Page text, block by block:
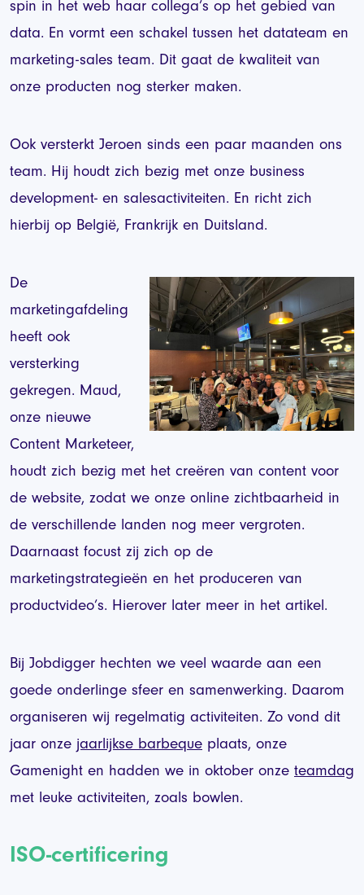
spin in het web haar collega’s op het gebied van
data. En vormt een schakel tussen het datateam en
marketing-sales team. Dit gaat de kwaliteit van
onze producten nog sterker maken.
Ook versterkt Jeroen sinds een paar maanden ons
team. Hij houdt zich bezig met onze business
development- en salesactiviteiten. En richt zich
hierbij op België, Frankrijk en Duitsland.
De
marketingafdeling
heeft ook
versterking
gekregen. Maud,
onze nieuwe
Content Marketeer,
houdt zich bezig met het creëren van content voor
de website, zodat we onze online zichtbaarheid in
de verschillende landen nog meer vergroten.
Daarnaast focust zij zich op de
marketingstrategieën en het produceren van
productvideo’s. Hierover later meer in het artikel.
Bij Jobdigger hechten we veel waarde aan een
goede onderlinge sfeer en samenwerking. Daarom
organiseren wij regelmatig activiteiten. Zo vond dit
jaar onze jaarlijkse barbeque plaats, onze
Gamenight en hadden we in oktober onze teamdag
met leuke activiteiten, zoals bowlen.
ISO-certificering